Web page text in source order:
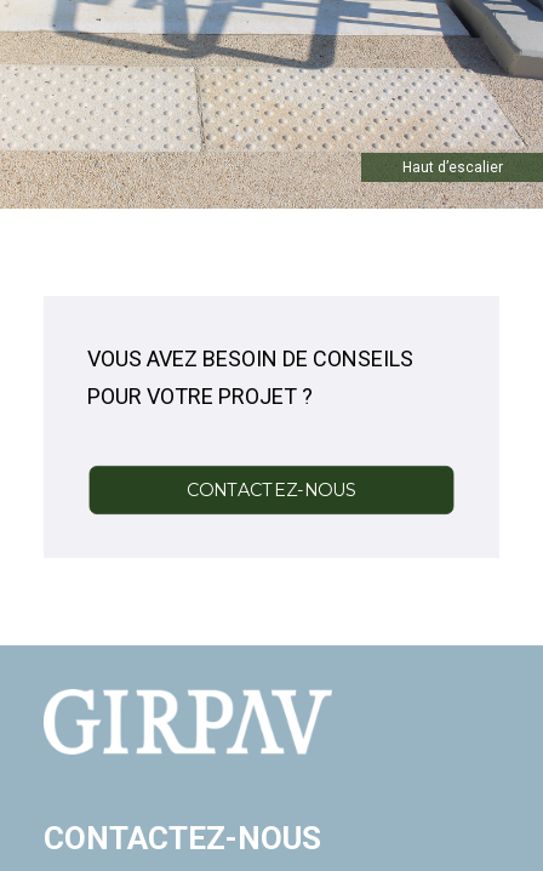
Haut d’escalier
VOUS AVEZ BESOIN DE CONSEILS
POUR VOTRE PROJET ?
CONTACTEZ-NOUS
CONTACTEZ-NOUS